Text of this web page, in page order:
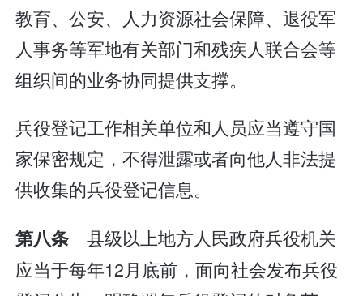
教育、公安、人力资源社会保障、退役军
人事务等军地有关部门和残疾人联合会等
组织间的业务协同提供支撑。
兵役登记工作相关单位和人员应当遵守国
家保密规定，不得泄露或者向他人非法提
供收集的兵役登记信息。
第八条县级以上地方人民政府兵役机关
应当于每年12月底前，面向社会发布兵役